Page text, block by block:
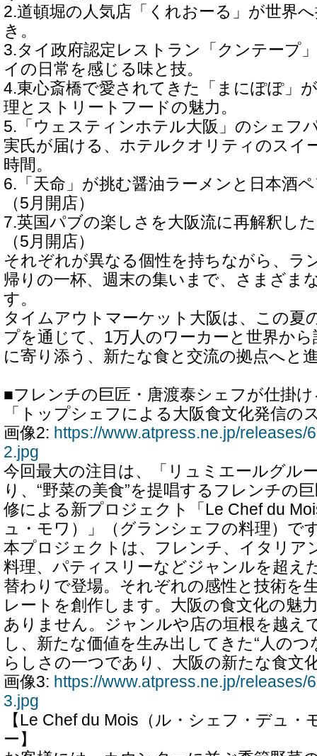
2.道頓堀の人気店「くれおーる」が世界
き。
3.タイ政府認定レストラン「クンテープ
イの日常を感じる味と技。
4.東心斎橋で愛されてきた「まにぽぽ」
理とストリートフードの魅力。
5.「ウェスティンホテル大阪」のシェフ
実氏が届ける、ホテルクオリティのスイ
時間。
6.「天命」が挑む醤油ラーメンと日本酒
（5月開店）
7.英国パブの楽しさを大阪流に再解釈し
（5月開店）
それぞれが異なる個性を持ちながら、ラ
帰りの一杯、週末の集いまで、さまざま
す。
タイムアウトマーケット大阪は、この夏
プを通じて、1万人のワーカーと世界か
に寄り添う、新たな食と交流の拠点へと
■フレンチの巨匠・唐渡泰シェフが仕掛
「トップシェフによる大阪食文化発信の
画像2: https://www.atpress.ne.jp/releases/
2.jpg
今回最大の注目は、「リュミエールグル
り、“野菜の美食”を提唱するフレンチの
修による新プロジェクト「Le Chef du
ュ・モワ）」（グランシェフの料理）で
本プロジェクトは、フレンチ、イタリア
料理、パティスリーなどジャンルを超え
替わりで登場。それぞれの感性と技術を
レートを創作します。大阪の食文化の魅
ありません。ジャンルや店の垣根を越え
し、新たな価値を生み出してきた“人の
らしさの一つであり、大阪の新たな食文
画像3: https://www.atpress.ne.jp/releases/
3.jpg
【Le Chef du Mois（ル・シェフ・デュ・
ー】